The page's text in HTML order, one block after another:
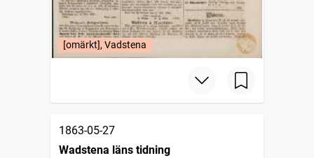
[omärkt], Vadstena
1863-05-27
Wadstena läns tidning